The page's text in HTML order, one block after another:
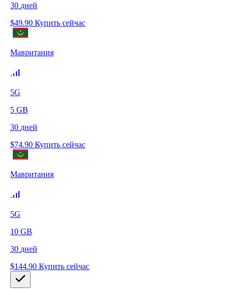
30 дней
$49.90 Купить сейчас
Мавритания
5G
5 GB
30 дней
$74.90 Купить сейчас
Мавритания
5G
10 GB
30 дней
$144.90 Купить сейчас